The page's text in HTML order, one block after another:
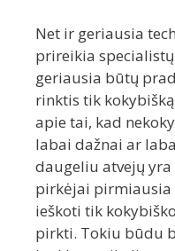
Net ir geriausia
prireikia
geriausia būtų
rinktis tik
apie tai, kad
labai dažnai ar
daugeliu atvejų yra
pirkėjai pirmiausia
ieškoti tik
pirkti. Tokiu būdu